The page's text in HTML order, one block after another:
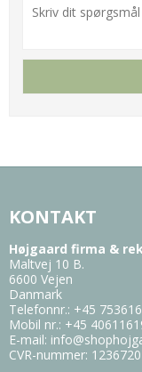
KONTAKT
Højgaard firma &
Maltvej 10 B.
6600 Vejen
Danmark
Telefonnr.: +45
Mobil nr.: +45
E-mail:
CVR-nummer: